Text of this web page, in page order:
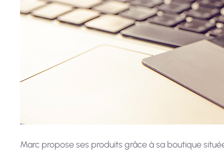
Marc propose ses produits grâce à sa boutique